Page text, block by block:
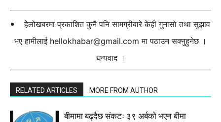
हेलोखबरमा प्रकाशित कुनै पनि सामग्रीबारे केही गुनासो तथा सुझाव
भए हामीलाई hellokhabar@gmail.com मा पठाउन सक्नुहुनेछ ।
धन्यवाद ।
RELATED ARTICLES MORE FROM AUTHOR
बीमामा बढ्दैछ संकटः ३९ अर्बको भएन बीमा